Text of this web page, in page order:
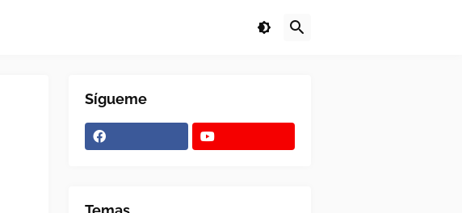
Sígueme